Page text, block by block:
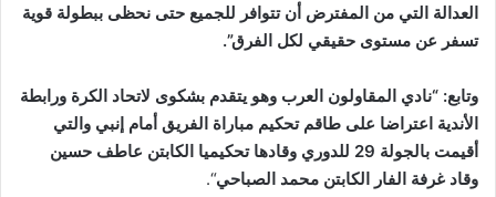
العدالة التي من المفترض أن تتوافر للجميع حتى نحظى ببطولة قوية
تسفر عن مستوى حقيقي لكل الفرق”.
وتابع: “نادي المقاولون العرب وهو يتقدم بشكوى لاتحاد الكرة ورابطة
الأندية اعتراضا على طاقم تحكيم مباراة الفريق أمام إنبي والتي
أقيمت بالجولة 29 للدوري وقادها تحكيميا الكابتن عاطف حسين
وقاد غرفة الفار الكابتن محمد الصباحي“.